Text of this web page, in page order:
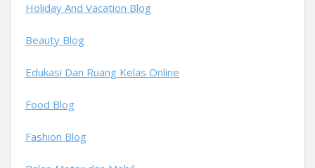
Holiday And Vacation Blog
Beauty Blog
Edukasi Dan Ruang Kelas Online
Food Blog
Fashion Blog